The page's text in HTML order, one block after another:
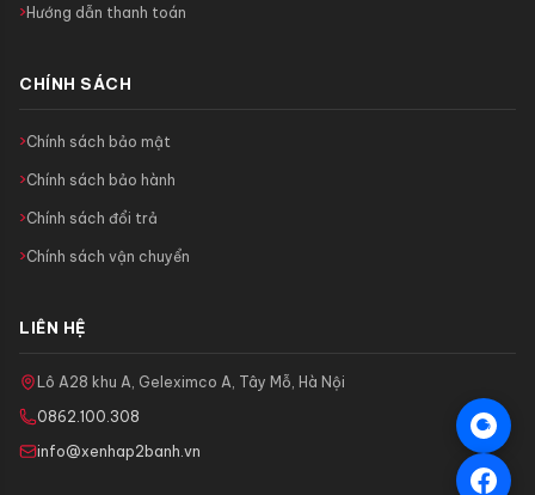
Hướng dẫn thanh toán
CHÍNH SÁCH
Chính sách bảo mật
Chính sách bảo hành
Chính sách đổi trả
Chính sách vận chuyển
LIÊN HỆ
Lô A28 khu A, Geleximco A, Tây Mỗ, Hà Nội
0862.100.308
info@xenhap2banh.vn